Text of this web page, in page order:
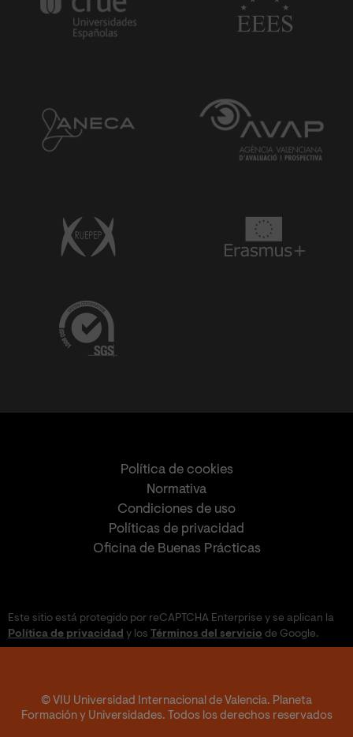
Política de cookies
Normativa
Condiciones de uso
Políticas de privacidad
Oficina de Buenas Prácticas
Este sitio está protegido por reCAPTCHA Enterprise y se aplican la
Política de privacidad y los Términos del servicio de Google.
© VIU Universidad Internacional de Valencia. Planeta
Formación y Universidades. Todos los derechos reservados